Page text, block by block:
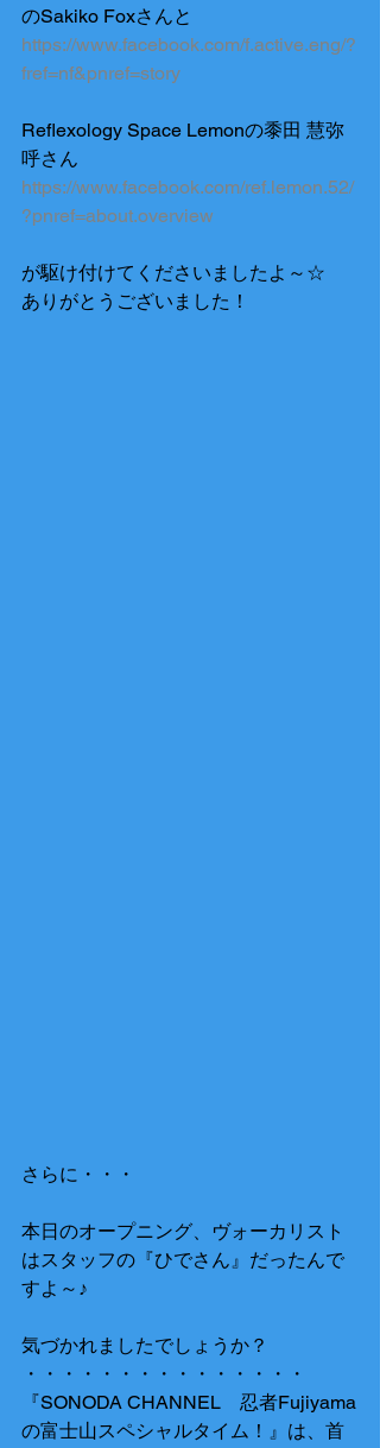
のSakiko Foxさんと
https://www.facebook.com/f.active.eng/?
fref=nf&pnref=story
Reflexology Space Lemonの黍田 慧弥
呼さん
https://www.facebook.com/ref.lemon.52/
?pnref=about.overview
が駆け付けてくださいましたよ～☆
ありがとうございました！
さらに・・・
本日のオープニング、ヴォーカリスト
はスタッフの『ひでさん』だったんで
すよ～♪
気づかれましたでしょうか？
・・・・・・・・・・・・・・・
『SONODA CHANNEL　忍者Fujiyama
の富士山スペシャルタイム！』は、首